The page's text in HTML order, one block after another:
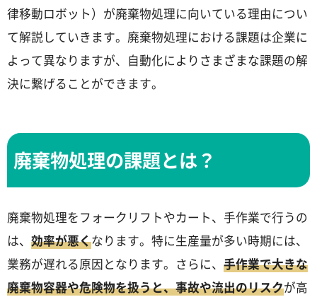
律移動ロボット）が廃棄物処理に向いている理由につい
て解説していきます。廃棄物処理における課題は企業に
よって異なりますが、自動化によりさまざまな課題の解
決に繋げることができます。
廃棄物処理の課題とは？
廃棄物処理をフォークリフトやカート、手作業で行うの
は、 効率が悪くなります。特に生産量が多い時期には、
業務が遅れる原因となります。さらに、 手作業で大きな
廃棄物容器や危険物を扱うと、事故や流出のリスクが高